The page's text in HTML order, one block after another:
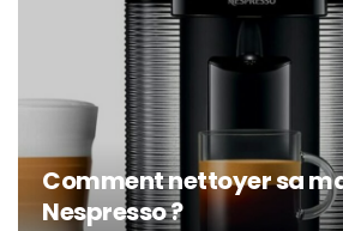
Comment nettoyer sa
Nespresso ?